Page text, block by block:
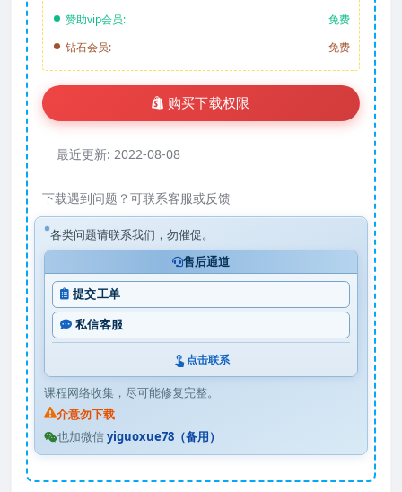
赞助vip会员:
免费
钻石会员:
免费
购买下载权限
最近更新: 2022-08-08
下载遇到问题？可联系客服或反馈
各类问题请联系我们，勿催促。
售后通道
提交工单
私信客服
点击联系
课程网络收集，尽可能修复完整。
介意勿下载
也加微信yiguoxue78（备用）